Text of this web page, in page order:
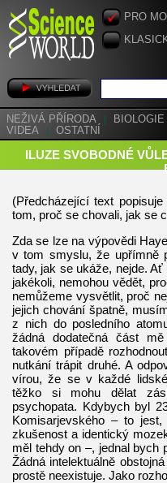
PRO
NEŽIVÁ PŘÍRODA BIOLOGIE
VIDEA
OSTATNÍ
ILUZE SVOBODNÉ
(Předcházející text
tom, proč se chovali, jak se
Zda se lze na výpovědi
v tom smyslu, že upřímně
tady, jak se ukáže, nejde.
jakékoli, nemohou vědět,
nemůžeme vysvětlit, proč
jejich chování špatně,
z nich do posledního
žádná dodatečná část
takovém případě
nutkání trápit druhé. A
vírou, že se v každé
těžko si mohu dělat
psychopata. Kdybych byl
Komisarjevského – to
zkušenost a identický
měl tehdy on –, jednal bych
Žádná intelektuálně
prostě neexistuje. Jako